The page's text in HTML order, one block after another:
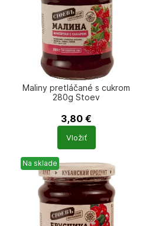
Maliny pretláčané s cukrom
280g Stoev
3,80 €
Počet
produktů
Vložiť
Na sklade